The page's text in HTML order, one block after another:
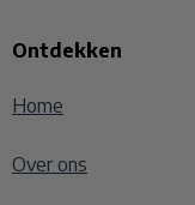
Ontdekken
Home
Over ons